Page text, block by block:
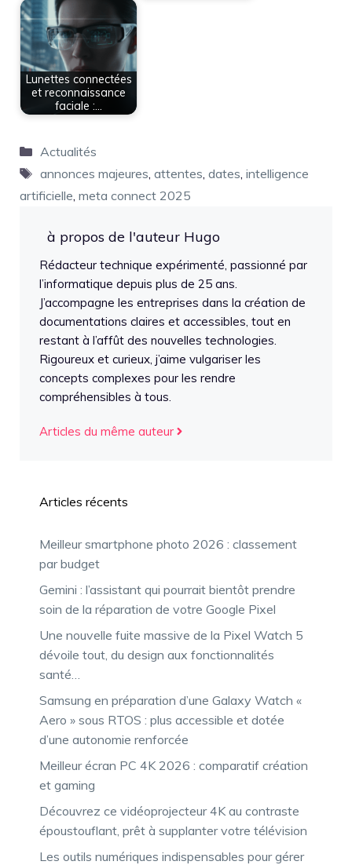
Lunettes connectées
et reconnaissance
faciale :…
Catégories
Actualités
Étiquettes
annonces majeures attentes dates intelligence
artificielle meta connect 2025
à propos de l'auteur Hugo
Rédacteur technique expérimenté, passionné par
l’informatique depuis plus de 25 ans.
J’accompagne les entreprises dans la création de
documentations claires et accessibles, tout en
restant à l’affût des nouvelles technologies.
Rigoureux et curieux, j’aime vulgariser les
concepts complexes pour les rendre
compréhensibles à tous.
Articles du même auteur
Articles récents
Meilleur smartphone photo 2026 : classement
par budget
Gemini : l’assistant qui pourrait bientôt prendre
soin de la réparation de votre Google Pixel
Une nouvelle fuite massive de la Pixel Watch 5
dévoile tout, du design aux fonctionnalités
santé…
Samsung en préparation d’une Galaxy Watch «
Aero » sous RTOS : plus accessible et dotée
d’une autonomie renforcée
Meilleur écran PC 4K 2026 : comparatif création
et gaming
Découvrez ce vidéoprojecteur 4K au contraste
époustouflant, prêt à supplanter votre télévision
Les outils numériques indispensables pour gérer